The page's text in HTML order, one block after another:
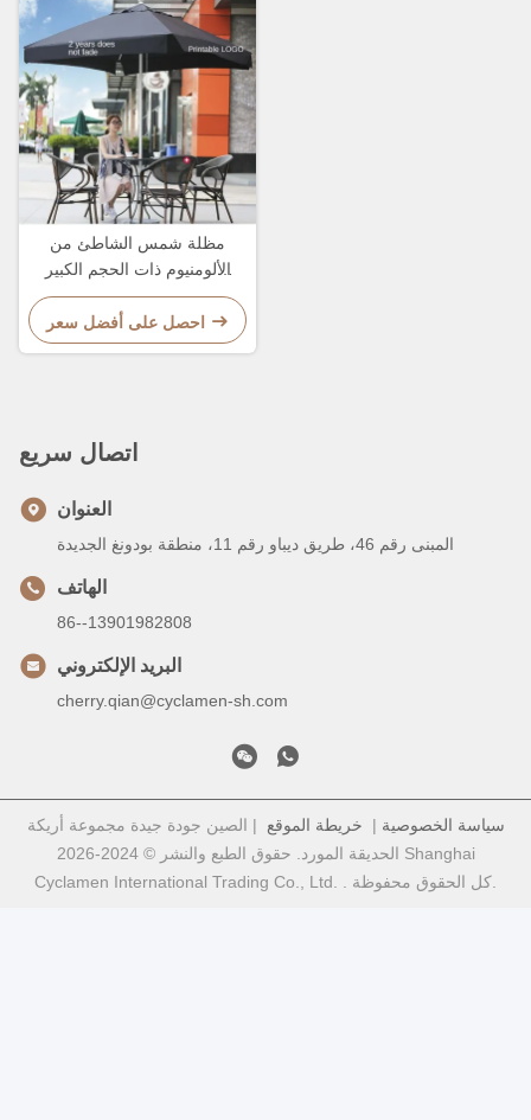
مظلة شمس الشاطئ من
الألومنيوم ذات الحجم الكبير
والعصا القوية للاستمرار في
الهواء الطلق
احصل على أفضل سعر
اتصال سريع
العنوان
المبنى رقم 46، طريق ديباو رقم 11، منطقة بودونغ الجديدة
الهاتف
86--13901982808
البريد الإلكتروني
cherry.qian@cyclamen-sh.com
سياسة الخصوصية | خريطة الموقع | الصين جودة جيدة مجموعة أريكة
الحديقة المورد. حقوق الطبع والنشر © 2024-2026 Shanghai